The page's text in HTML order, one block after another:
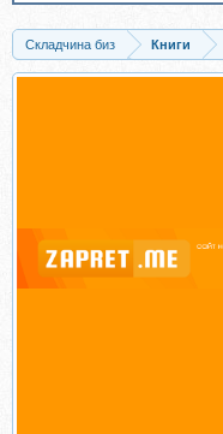
Складчина биз Книги